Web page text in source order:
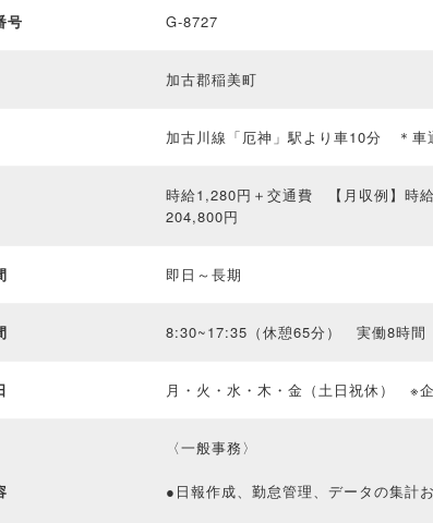
号 G-8727
加古郡稲美町
加古川線「厄神」駅より車10分 ＊車
時給1,280円＋交通費 【月収例】時
204,800円
即日～長期
8:30~17:35（休憩65分） 実働8時間
月・火・水・木・金（土日祝休） ※
〈一般事務〉
●日報作成、勤怠管理、データの集計